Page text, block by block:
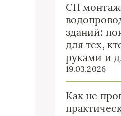
СП
зданий:
для тех,
руками и
19.03.2026
Как не